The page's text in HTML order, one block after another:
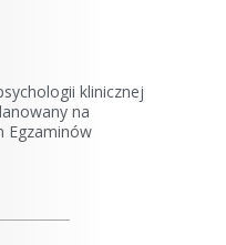
klinicznej
na
Egzaminów